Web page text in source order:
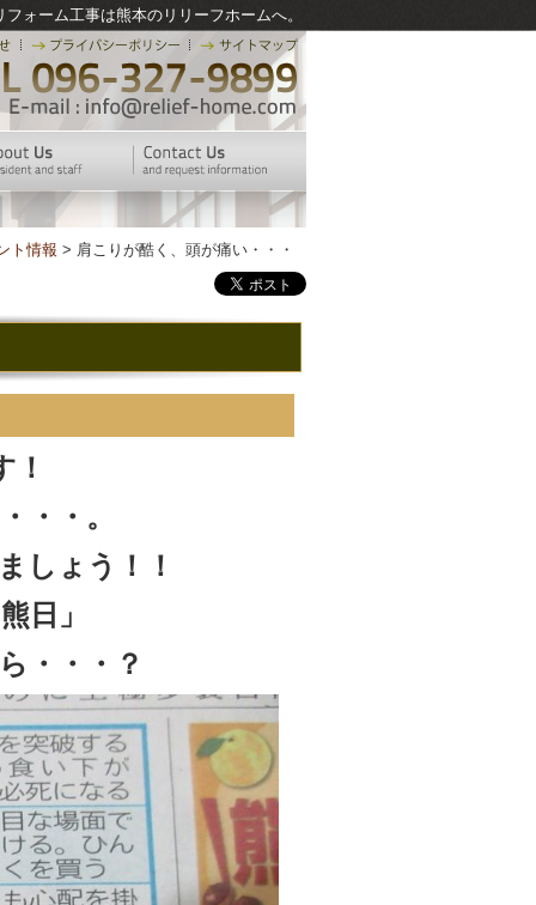
ォーム工事は熊本のリリーフホームへ。
ト情報 > 肩こりが酷く、頭が痛い・・・
・・。
しょう！！
日」
・・・？